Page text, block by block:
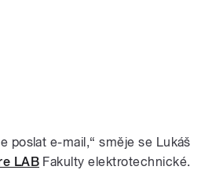
poslat e-mail,“ směje se Lukáš
LAB Fakulty elektrotechnické.